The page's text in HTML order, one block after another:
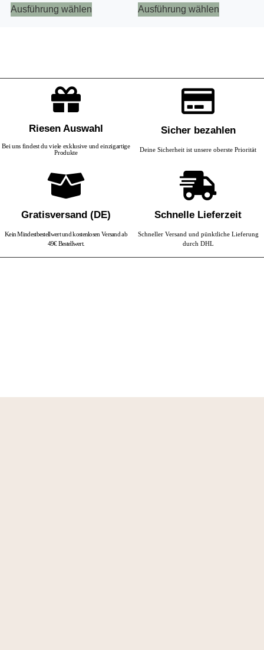
Ausführung wählen Ausführung wählen
Riesen Auswahl
Bei uns findest du viele exklusive und einzigartige
Produkte
Sicher bezahlen
Deine Sicherheit ist unsere oberste Priorität
Gratisversand (DE)
Kein Mindestbestellwert und kostenlosen Versand ab
49€ Bestellwert.
Schnelle Lieferzeit
Schneller Versand und pünktliche Lieferung
durch DHL